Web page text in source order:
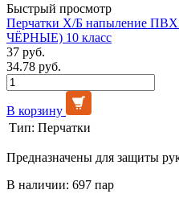
Быстрый просмотр
Перчатки Х/Б напыление
ЧЁРНЫЕ) 10 класс
37 руб.
34.78 руб.
В корзину
Тип: Перчатки
Предназначены для защиты
В наличии: 697 пар